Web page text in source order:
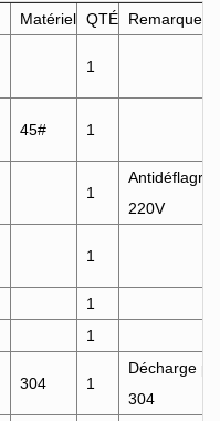
Matériel QTÉ Remarque
1
45# 1
1
220V
1
1
1
304 1
Décharge
304